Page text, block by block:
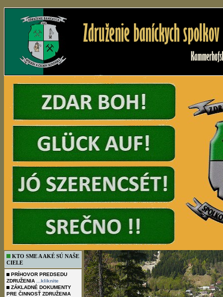
KTO SME A AKÉ SÚ NAŠE
CIELE
PRÍHOVOR PREDSEDU
ZDRUŽENIA
...kliknite
ZÁKLADNÉ DOKUMENTY
PRE ČINNOSŤ ZDRUŽENIA